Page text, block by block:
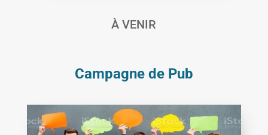
À VENIR
Campagne de Pub